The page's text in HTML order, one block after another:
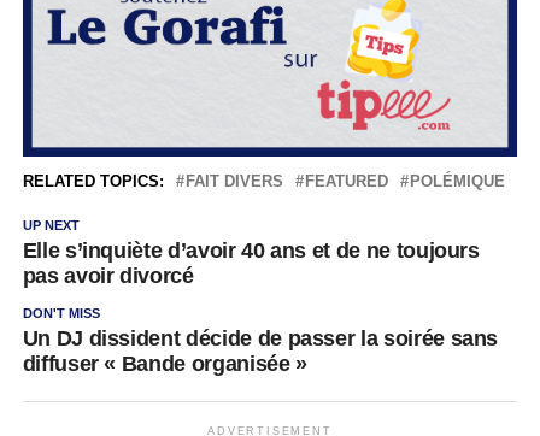
RELATED TOPICS: FAIT DIVERS FEATURED POLÉMIQUE
UP NEXT
Elle s’inquiète d’avoir 40 ans et de ne toujours
pas avoir divorcé
DON'T MISS
Un DJ dissident décide de passer la soirée sans
diffuser « Bande organisée »
ADVERTISEMENT